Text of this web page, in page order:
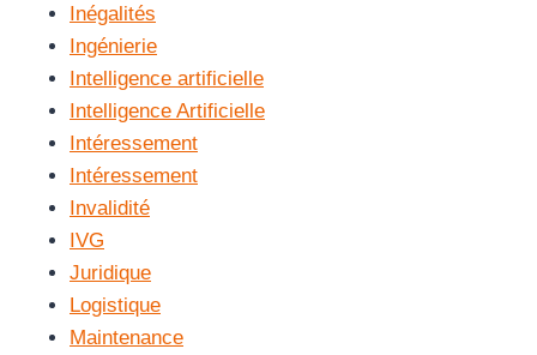
Inégalités
Ingénierie
Intelligence artificielle
Intelligence Artificielle
Intéressement
Intéressement
Invalidité
IVG
Juridique
Logistique
Maintenance